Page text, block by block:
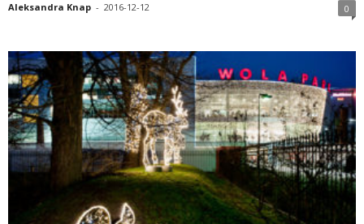
Aleksandra Knap - 2016-12-12 0